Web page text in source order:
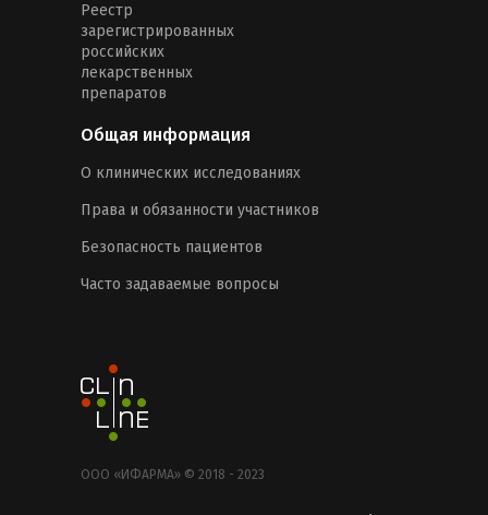
Реестр
зарегистрированных
российских
лекарственных
препаратов
Общая информация
О клинических исследованиях
Права и обязанности участников
Безопасность пациентов
Часто задаваемые вопросы
ООО «ИФАРМА» © 2018 - 2023